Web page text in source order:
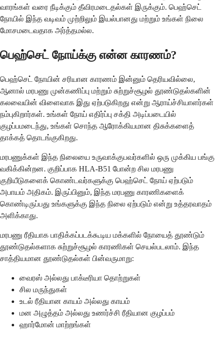
வாரங்கள் வரை நீடிக்கும் தீவிரமடைதல்கள் இருக்கும். பெஹ்செட்
நோயில் இந்த வடிவம் முற்றிலும் இயல்பானது மற்றும் உங்கள் நிலை
மோசமடைவதாக அர்த்தமல்ல.
பெஹ்செட் நோய்க்கு என்ன காரணம்?
பெஹ்செட் நோயின் சரியான காரணம் இன்னும் தெரியவில்லை,
ஆனால் மரபணு முன்கணிப்பு மற்றும் சுற்றுச்சூழல் தூண்டுதல்களின்
கலவையின் விளைவாக இது ஏற்படுகிறது என்று ஆராய்ச்சியாளர்கள்
நம்புகிறார்கள். உங்கள் நோய் எதிர்ப்பு சக்தி அடிப்படையில்
குழப்பமடைந்து, உங்கள் சொந்த ஆரோக்கியமான திசுக்களைத்
தாக்கத் தொடங்குகிறது.
மரபணுக்கள் இந்த நிலையை உருவாக்குபவர்களில் ஒரு முக்கிய பங்கு
வகிக்கின்றன. குறிப்பாக HLA-B51 போன்ற சில மரபணு
குறியீடுகளைக் கொண்டவர்களுக்கு பெஹ்செட் நோய் ஏற்படும்
அபாயம் அதிகம். இருப்பினும், இந்த மரபணு காரணிகளைக்
கொண்டிருப்பது உங்களுக்கு இந்த நிலை ஏற்படும் என்று உத்தரவாதம்
அளிக்காது.
மரபணு ரீதியாக பாதிக்கப்படக்கூடிய மக்களில் நோயைத் தூண்டும்
தூண்டுதல்களாக சுற்றுச்சூழல் காரணிகள் செயல்படலாம். இந்த
சாத்தியமான தூண்டுதல்கள் பின்வருமாறு:
வைரஸ் அல்லது பாக்டீரியா தொற்றுகள்
சில மருந்துகள்
உடல் ரீதியான காயம் அல்லது காயம்
மன அழுத்தம் அல்லது உணர்ச்சி ரீதியான குழப்பம்
ஹார்மோன் மாற்றங்கள்